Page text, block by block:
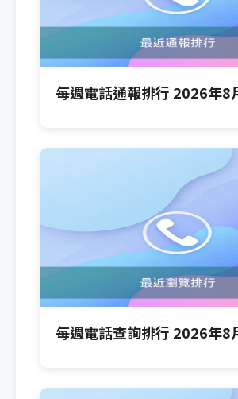
每週電話通報排行 2026年8
每週電話查詢排行 2026年8